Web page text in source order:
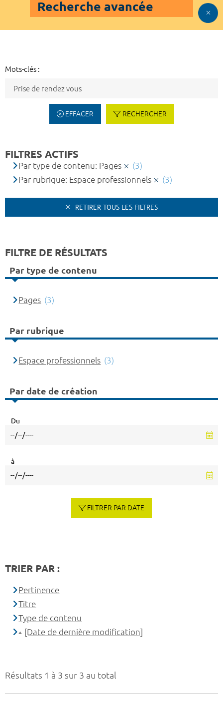
Recherche avancée
Mots-clés :
EFFACER RECHERCHER
Résultats 1 à 3 sur 3 au total
FILTRES ACTIFS
Par type de contenu: Pages
(3)
Par rubrique: Espace professionnels
(3)
RETIRER TOUS LES FILTRES
FILTRE DE RÉSULTATS
Par type de contenu
Pages (3)
Par rubrique
Espace professionnels (3)
Par date de création
Du
à
FILTRER PAR DATE
TRIER PAR :
Pertinence
Titre
Type de contenu
[Date de dernière modification]